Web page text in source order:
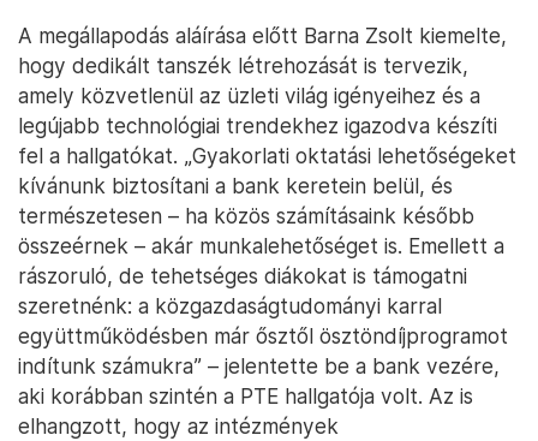
A megállapodás aláírása előtt Barna Zsolt kiemelte,
hogy dedikált tanszék létrehozását is tervezik,
amely közvetlenül az üzleti világ igényeihez és a
legújabb technológiai trendekhez igazodva készíti
fel a hallgatókat. „Gyakorlati oktatási lehetőségeket
kívánunk biztosítani a bank keretein belül, és
természetesen – ha közös számításaink később
összeérnek – akár munkalehetőséget is. Emellett a
rászoruló, de tehetséges diákokat is támogatni
szeretnénk: a közgazdaságtudományi karral
együttműködésben már ősztől ösztöndíjprogramot
indítunk számukra” – jelentette be a bank vezére,
aki korábban szintén a PTE hallgatója volt. Az is
elhangzott, hogy az intézmények